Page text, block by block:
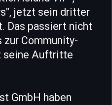
jetzt sein dritter
Das passiert nicht
Community-
seine Auftritte
GmbH haben